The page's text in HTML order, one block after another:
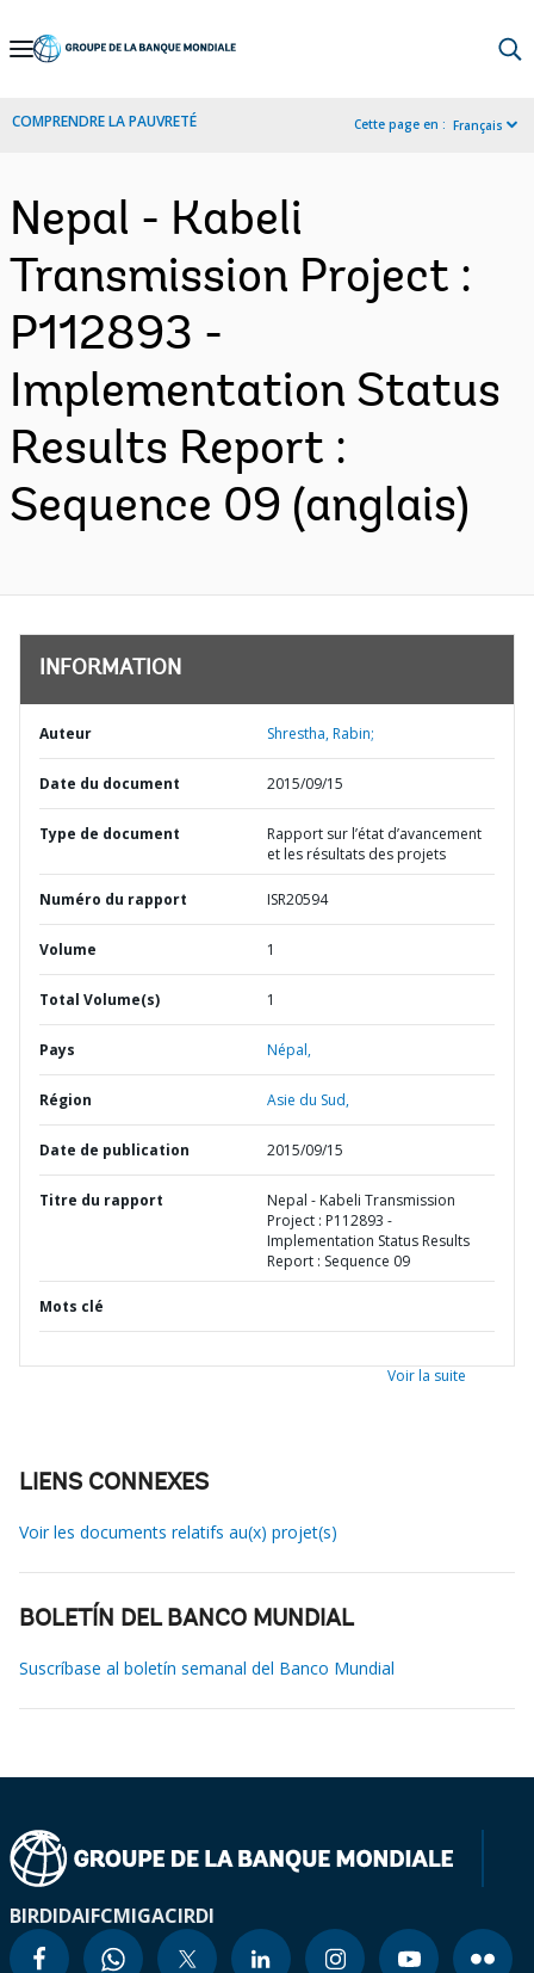
Skip
Navigation
COMPRENDRE LA PAUVRETÉ Cette page en : Français
Nepal - Kabeli
Transmission Project :
P112893 -
Implementation Status
Results Report :
Sequence 09 (anglais)
INFORMATION
Auteur Shrestha, Rabin;
Date du document 2015/09/15
Type de document
Rapport sur l’état d’avancement
et les résultats des projets
Numéro du rapport ISR20594
Volume 1
Total Volume(s) 1
Pays Népal,
Région Asie du Sud,
Date de publication 2015/09/15
Titre du rapport
Nepal - Kabeli Transmission
Project : P112893 -
Implementation Status Results
Report : Sequence 09
Mots clé
Voir la suite
LIENS CONNEXES
Voir les documents relatifs au(x) projet(s)
BOLETÍN DEL BANCO MUNDIAL
Suscríbase al boletín semanal del Banco Mundial
BIRDIDAIFCMIGACIRDI